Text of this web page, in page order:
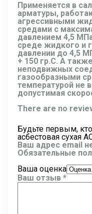
Применяется в
арматуры,
агрессивными
средами с
давлением 4,5
среде жидкого и
давлении до 4,5
+ 150 гр.С. А
неподвижных
газообразными
температурой не
допустимая
There are no
Будьте первым,
асбестовая сухая
Ваш адрес email
Обязательные
Ваша оценка
Ваш отзыв *